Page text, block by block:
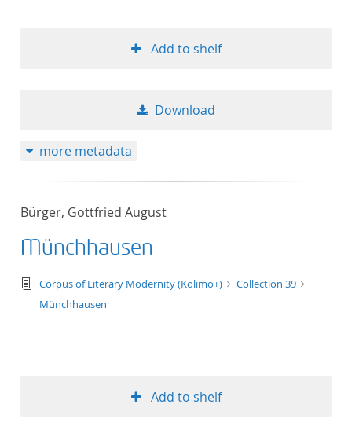
Add to shelf
Download
more metadata
Bürger, Gottfried August
Münchhausen
text/tg.edition+tg.aggregation+xml
Corpus of Literary Modernity (Kolimo+)
Collection 39
Münchhausen
Add to shelf